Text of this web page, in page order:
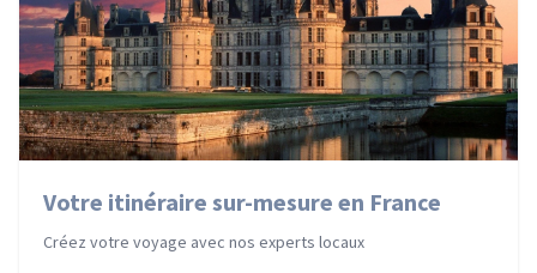
Votre itinéraire sur-mesure en France
Créez votre voyage avec nos experts locaux